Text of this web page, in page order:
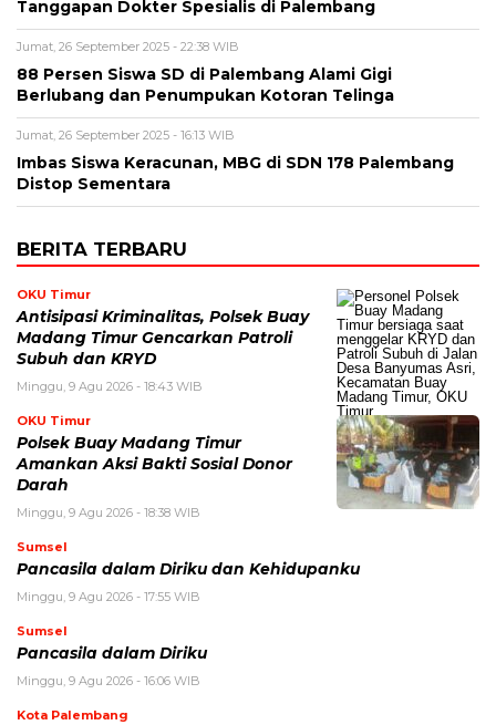
Tanggapan Dokter Spesialis di Palembang
Jumat, 26 September 2025 - 22:38 WIB
88 Persen Siswa SD di Palembang Alami Gigi
Berlubang dan Penumpukan Kotoran Telinga
Jumat, 26 September 2025 - 16:13 WIB
Imbas Siswa Keracunan, MBG di SDN 178 Palembang
Distop Sementara
BERITA TERBARU
OKU Timur
Antisipasi Kriminalitas, Polsek Buay
Madang Timur Gencarkan Patroli
Subuh dan KRYD
Minggu, 9 Agu 2026 - 18:43 WIB
OKU Timur
Polsek Buay Madang Timur
Amankan Aksi Bakti Sosial Donor
Darah
Minggu, 9 Agu 2026 - 18:38 WIB
Sumsel
Pancasila dalam Diriku dan Kehidupanku
Minggu, 9 Agu 2026 - 17:55 WIB
Sumsel
Pancasila dalam Diriku
Minggu, 9 Agu 2026 - 16:06 WIB
Kota Palembang